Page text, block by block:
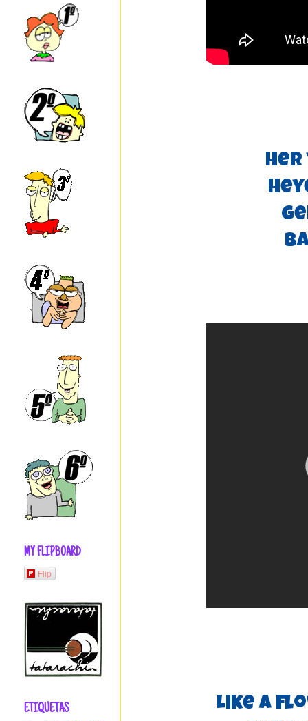
Her
Like a
MY FLIPBOARD
Flip
ETIQUETAS